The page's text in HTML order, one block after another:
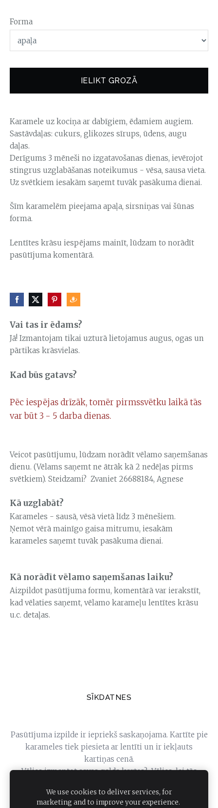
Vai tas ir ēdams?
Jā! Izmantojam tikai uzturā lietojamus augus, ogas un
pārtikas krāsvielas.
Kad būs gatavs?
Pēc iespējas drīzāk, tomēr pirmssvētku laikā tās
var būt 3 - 5 darba dienas.
Veicot pasūtījumu, lūdzam norādīt vēlamo saņemšanas
dienu. (Vēlams saņemt ne ātrāk kā 2 nedēļas pirms
svētkiem). Steidzami? Zvaniet 26688184, Agnese
Kā uzglabāt?
Karameles - sausā, vēsā vietā līdz 3 mēnešiem.
Ņemot vērā mainīgo gaisa mitrumu, iesakām
karameles saņemt tuvāk pasākuma dienai.
Kā norādīt vēlamo saņemšanas laiku?
Aizpildot pasūtījuma formu, komentārā var ierakstīt,
kad vēlaties saņemt, vēlamo karameļu lentītes krāsu
u.c. detaļas.
Forma
IELIKT GROZĀ
Karamele uz kociņa ar dabīgiem, ēdamiem augiem.
Sastāvdaļas: cukurs, glikozes sīrups, ūdens, augu
daļas.
Derīgums 3 mēneši no izgatavošanas dienas, ievērojot
stingrus uzglabāšanas noteikumus - vēsa, sausa vieta.
Uz svētkiem iesakām saņemt tuvāk pasākuma dienai.
Šīm karamelēm pieejama apaļa, sirsniņas vai šūnas
forma.
Lentītes krāsu iespējams mainīt, lūdzam to norādīt
pasūtījuma komentārā.
SĪKDATNES
Pasūtījuma izpilde ir iepriekš saskaņojama. Kartīte pie
karameles tiek piesieta ar lentīti un ir iekļauts
kartiņas cenā.
Vēlies izmantot savas galda kartes? Vēlies, lai tās
We use cookies to deliver services, for
marketing and to improve your experience.